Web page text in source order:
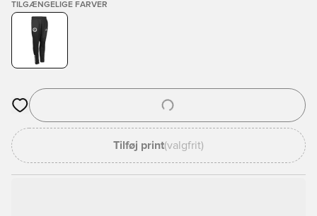
TILGÆNGELIGE FARVER
Åbner en Modal til at logge ind eller tilmelde dig som medlem
Tilføj print(valgfrit)